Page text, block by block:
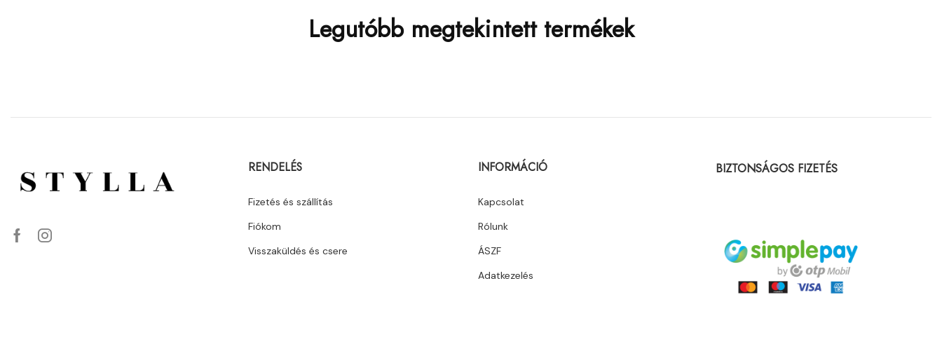
Legutóbb megtekintett termékek
RENDELÉS
Fizetés és szállítás
Fiókom
Visszaküldés és csere
INFORMÁCIÓ
Kapcsolat
Rólunk
ÁSZF
Adatkezelés
BIZTONSÁGOS FIZETÉS